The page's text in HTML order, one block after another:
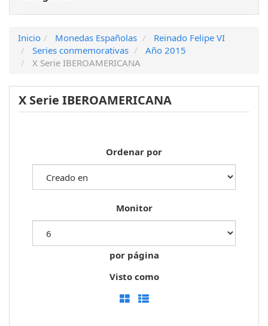
Inicio Monedas Españolas
Reinado Felipe VI
Series conmemorativas
Año 2015
X Serie IBEROAMERICANA
X Serie IBEROAMERICANA
Ordenar por
Monitor
por página
Visto como